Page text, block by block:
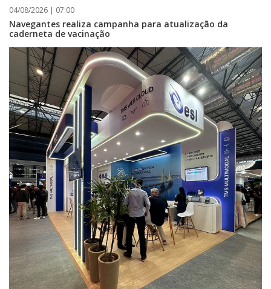
04/08/2026 | 07:00
Navegantes realiza campanha para atualização da
caderneta de vacinação